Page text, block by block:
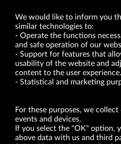
VRG S.A. | 10 Pilotów
Tax Identification
District Court for Kraków-
XI Economic Department of the National
of act of 8.03.2013 on combating excessive
(Journal of Laws of 2019,
We would like to inform you
similar technologies to:
Operate the functions
and safe operation of our
Support for features that
usability of the website and
content to the user experience.
Statistical and marketing
For these purposes, we
events and devices.
If you select the "OK" option,
above data with us and third